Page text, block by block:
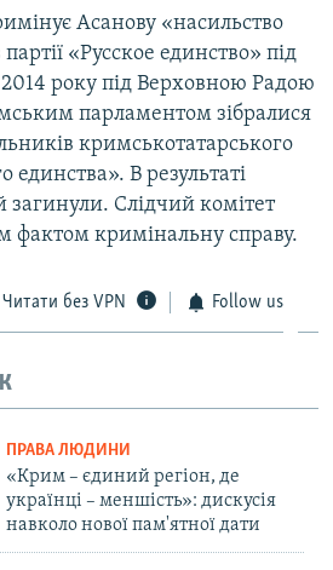
Асанову «насильство
«Русское единство» під
2014 року під Верховною Радою
парламентом зібралися
кримськотатарського
единства». В результаті
загинули. Слідчий комітет
фактом кримінальну справу.
Читати без VPN Follow us
ПРАВА ЛЮДИНИ
«Крим – єдиний регіон, де
українці – меншість»: дискусія
навколо нової пам'ятної дати